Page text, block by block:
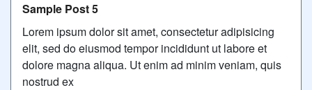
Sample Post 5
Lorem ipsum dolor sit amet, consectetur adipisicing
elit, sed do eiusmod tempor incididunt ut labore et
dolore magna aliqua. Ut enim ad minim veniam, quis
nostrud ex